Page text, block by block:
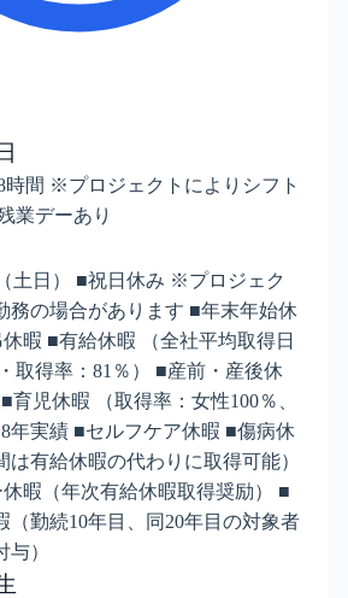
時間 ※プロジェクトによりシフト
業デーあり
土日） ■祝日休み ※プロジェク
務の場合があります ■年末年始休
暇 ■有給休暇 （全社平均取得日
取得率：81％） ■産前・産後休
育児休暇 （取得率：女性100％、
年実績 ■セルフケア休暇 ■傷病休
は有給休暇の代わりに取得可能）
暇（年次有給休暇取得奨励） ■
（勤続10年目、同20年目の対象者
）